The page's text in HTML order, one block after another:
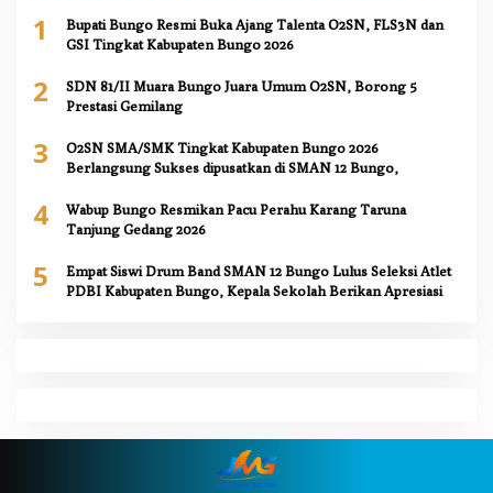
1
Bupati Bungo Resmi Buka Ajang Talenta O2SN, FLS3N dan
GSI Tingkat Kabupaten Bungo 2026
2
SDN 81/II Muara Bungo Juara Umum O2SN, Borong 5
Prestasi Gemilang
3
O2SN SMA/SMK Tingkat Kabupaten Bungo 2026
Berlangsung Sukses dipusatkan di SMAN 12 Bungo,
4
Wabup Bungo Resmikan Pacu Perahu Karang Taruna
Tanjung Gedang 2026
5
Empat Siswi Drum Band SMAN 12 Bungo Lulus Seleksi Atlet
PDBI Kabupaten Bungo, Kepala Sekolah Berikan Apresiasi